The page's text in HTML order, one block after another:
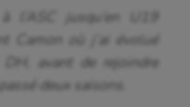
à l’ASC jusqu’en U19
Camon où j’ai évolué
avant de rejoindre
deux saisons.